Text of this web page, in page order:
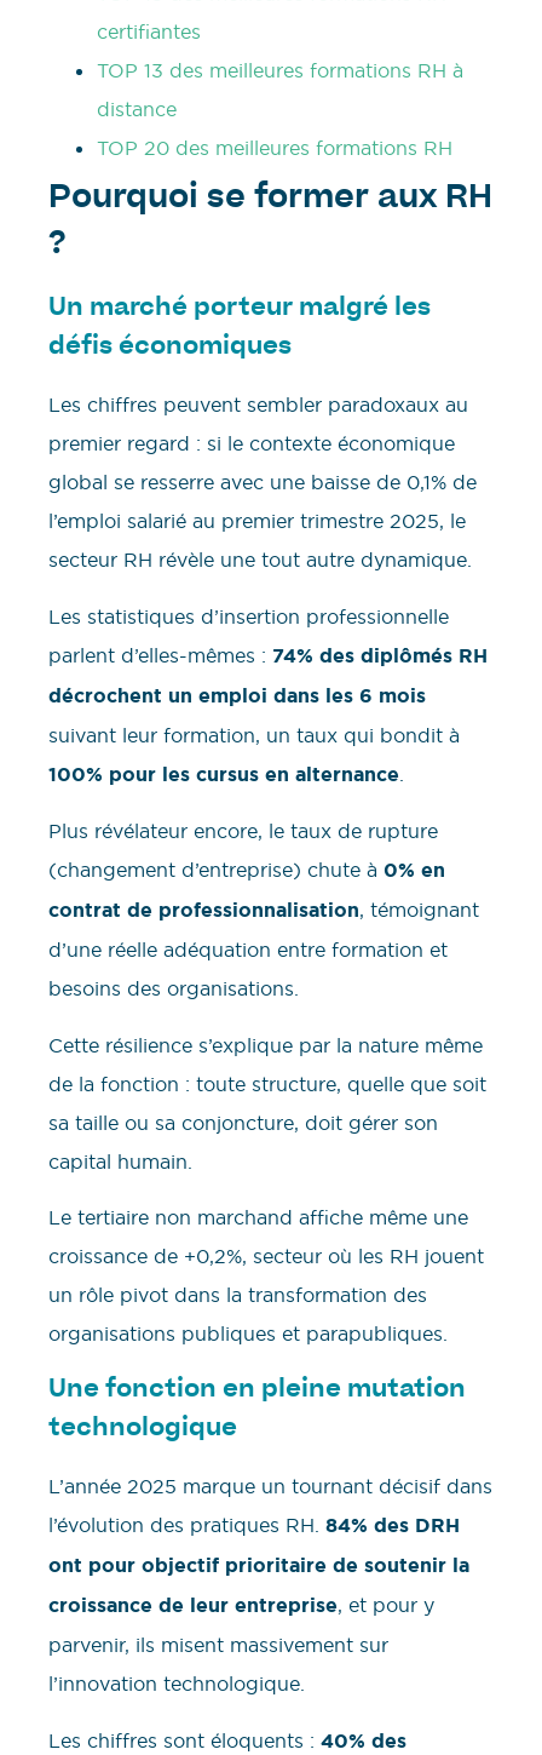
certifiantes
TOP 13 des meilleures formations RH à
distance
TOP 20 des meilleures formations RH
Pourquoi se former aux RH
?
Un marché porteur malgré les
défis économiques
Les chiffres peuvent sembler paradoxaux au
premier regard : si le contexte économique
global se resserre avec une baisse de 0,1% de
l’emploi salarié au premier trimestre 2025, le
secteur RH révèle une tout autre dynamique.
Les statistiques d’insertion professionnelle
parlent d’elles-mêmes : 74% des diplômés RH
décrochent un emploi dans les 6 mois
suivant leur formation, un taux qui bondit à
100% pour les cursus en alternance
Plus révélateur encore, le taux de rupture
(changement d’entreprise) chute à 0% en
contrat de professionnalisation, témoignant
d’une réelle adéquation entre formation et
besoins des organisations.
Cette résilience s’explique par la nature même
de la fonction : toute structure, quelle que soit
sa taille ou sa conjoncture, doit gérer son
capital humain.
Le tertiaire non marchand affiche même une
croissance de +0,2%, secteur où les RH jouent
un rôle pivot dans la transformation des
organisations publiques et parapubliques.
Une fonction en pleine mutation
technologique
L’année 2025 marque un tournant décisif dans
l’évolution des pratiques RH. 84% des DRH
ont pour objectif prioritaire de soutenir la
croissance de leur entreprise, et pour y
parvenir, ils misent massivement sur
l’innovation technologique.
Les chiffres sont éloquents : 40% des